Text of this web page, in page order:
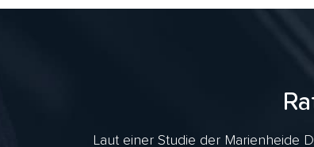
Laut einer Studie der Marienheide